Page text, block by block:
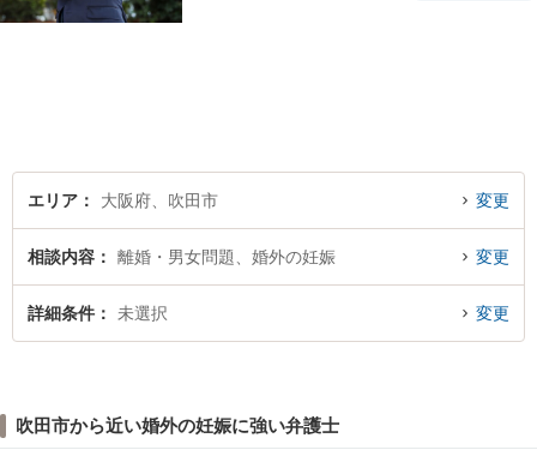
エリア 大阪府、吹田市 変更
相談内容 離婚・男女問題、婚外の妊娠 変更
詳細条件 未選択 変更
吹田市から近い婚外の妊娠に強い弁護士